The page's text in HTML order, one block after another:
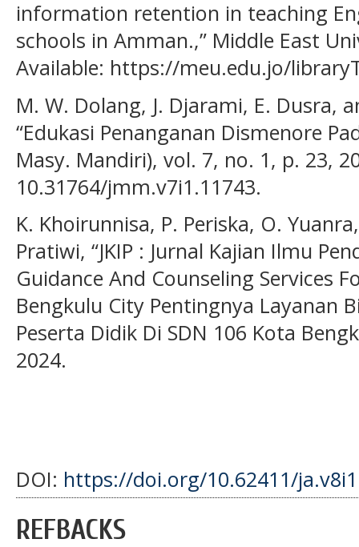
information retention in teaching
schools in Amman.,” Middle East
Available: https://meu.edu.jo/
M. W. Dolang, J. Djarami, E. Dusra,
“Edukasi Penanganan Dismenore
Masy. Mandiri), vol. 7, no. 1, p. 23,
10.31764/jmm.v7i1.11743.
K. Khoirunnisa, P. Periska, O.
Pratiwi, “JKIP : Jurnal Kajian Ilmu
Guidance And Counseling Services
Bengkulu City Pentingnya Layanan
Peserta Didik Di SDN 106 Kota
2024.
DOI: https://doi.org/10.62411/
REFBACKS